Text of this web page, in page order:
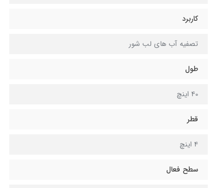
کاربرد
تصفیه آب های لب شور
طول
40 اینچ
قطر
4 اینچ
سطح فعال